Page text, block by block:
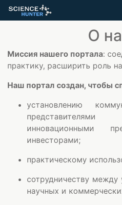
О
Миссия нашего портала:
практику, расширить роль
Наш портал создан, чтобы
установлению
инновационными
инвесторами;
практическому
сотрудничеству
научных и